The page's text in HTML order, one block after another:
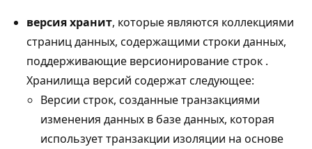
версия хранит, которые являются коллекциями
страниц данных, содержащими строки данных,
поддерживающие версионирование строк .
Хранилища версий содержат следующее:
Версии строк, созданные транзакциями
изменения данных в базе данных, которая
использует транзакции изоляции на основе